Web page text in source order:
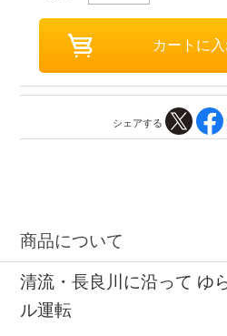
シェアする
商品について
清流・長良川に沿って ゆ
ル運転